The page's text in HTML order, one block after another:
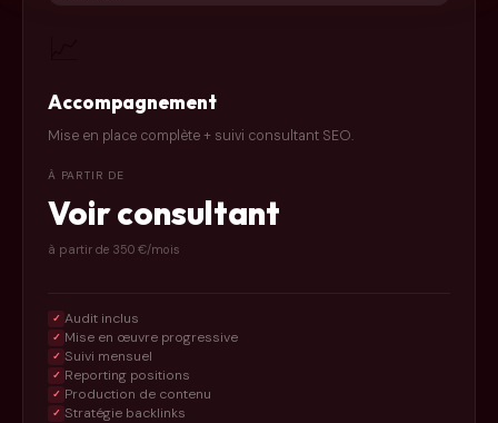
Accompagnement
Mise en place complète + suivi consultant SEO.
À PARTIR DE
Voir consultant
à partir de 350 €/mois
✓ Audit inclus
✓ Mise en œuvre progressive
✓ Suivi mensuel
✓ Reporting positions
✓ Production de contenu
✓ Stratégie backlinks